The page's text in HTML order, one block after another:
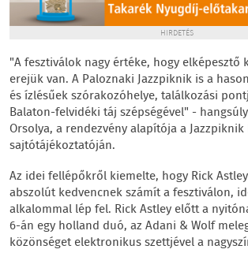
HIRDETÉS
"A fesztiválok nagy értéke, hogy elképesztő
erejük van. A Paloznaki Jazzpiknik is a
és ízlésűek szórakozóhelye, találkozási
Balaton-felvidéki táj szépségével" -
Orsolya, a rendezvény alapítója a
sajtótájékoztatóján.
Az idei fellépőkről kiemelte, hogy Rick
abszolút kedvencnek számít a fesztiválon,
alkalommal lép fel. Rick Astley előtt a
6-án egy holland duó, az Adani & Wolf
közönséget elektronikus szettjével a